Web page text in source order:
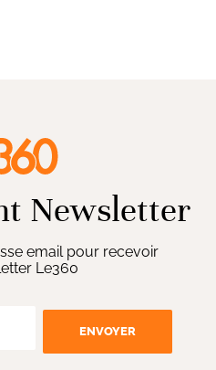
Newsletter
email pour recevoir
Le360
ENVOYER